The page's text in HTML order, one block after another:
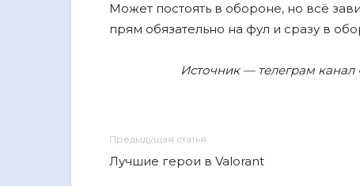
Может постоять в обороне, но всë
прям обязательно на фул и сразу в
Источник — телеграм
Предыдущая статья
Лучшие герои в Valorant